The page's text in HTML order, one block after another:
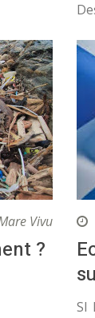
Vivu
?
SI